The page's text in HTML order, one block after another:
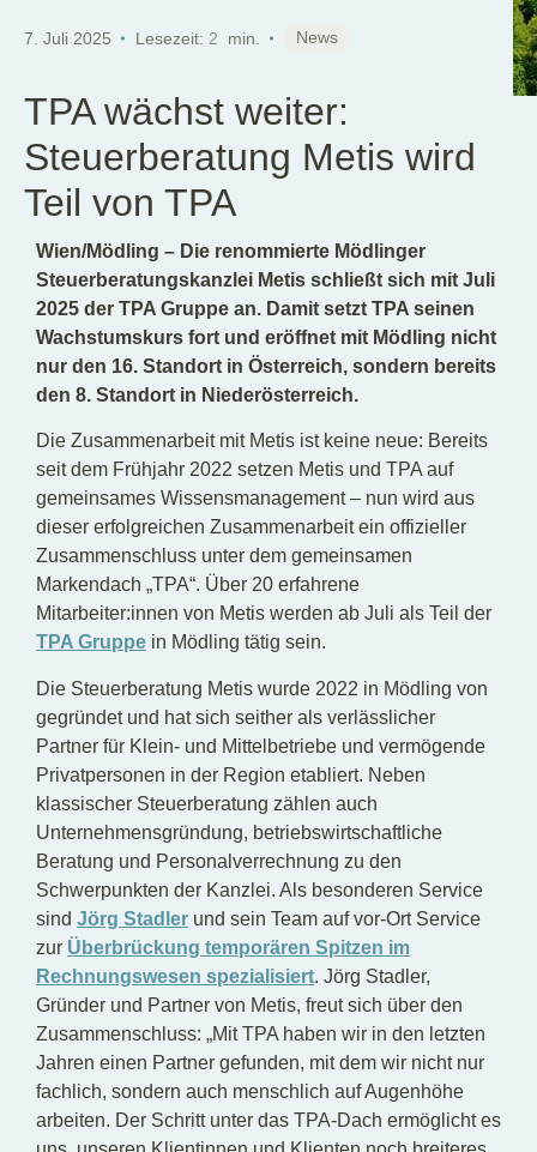
7. Juli 2025 Lesezeit: 2 min. News
TPA wächst weiter:
Steuerberatung Metis wird
Teil von TPA
Wien/Mödling – Die renommierte Mödlinger
Steuerberatungskanzlei Metis schließt sich mit Juli
2025 der TPA Gruppe an. Damit setzt TPA seinen
Wachstumskurs fort und eröffnet mit Mödling nicht
nur den 16. Standort in Österreich, sondern bereits
den 8. Standort in Niederösterreich.
Die Zusammenarbeit mit Metis ist keine neue: Bereits
seit dem Frühjahr 2022 setzen Metis und TPA auf
gemeinsames Wissensmanagement – nun wird aus
dieser erfolgreichen Zusammenarbeit ein offizieller
Zusammenschluss unter dem gemeinsamen
Markendach „TPA“. Über 20 erfahrene
Mitarbeiter:innen von Metis werden ab Juli als Teil der
TPA Gruppe in Mödling tätig sein.
Die Steuerberatung Metis wurde 2022 in Mödling von
gegründet und hat sich seither als verlässlicher
Partner für Klein- und Mittelbetriebe und vermögende
Privatpersonen in der Region etabliert. Neben
klassischer Steuerberatung zählen auch
Unternehmensgründung, betriebswirtschaftliche
Beratung und Personalverrechnung zu den
Schwerpunkten der Kanzlei. Als besonderen Service
sind Jörg Stadler und sein Team auf vor-Ort Service
zur Überbrückung temporären Spitzen im
Rechnungswesen spezialisiert. Jörg Stadler,
Gründer und Partner von Metis, freut sich über den
Zusammenschluss: „Mit TPA haben wir in den letzten
Jahren einen Partner gefunden, mit dem wir nicht nur
fachlich, sondern auch menschlich auf Augenhöhe
arbeiten. Der Schritt unter das TPA-Dach ermöglicht es